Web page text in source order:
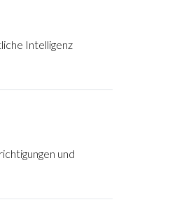
Intelligenz
und